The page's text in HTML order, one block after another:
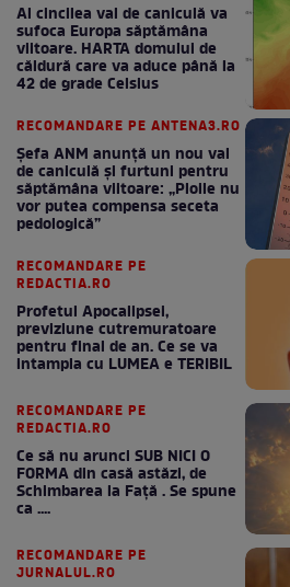
Al cincilea val de caniculă va
sufoca Europa săptămâna
viitoare. HARTA domului de
căldură care va aduce până la
42 de grade Celsius
RECOMANDARE PE ANTENA3.RO
Șefa ANM anunță un nou val
de caniculă și furtuni pentru
săptămâna viitoare: „Ploile nu
vor putea compensa seceta
pedologică”
RECOMANDARE PE
REDACTIA.RO
Profetul Apocalipsei,
previziune cutremuratoare
pentru final de an. Ce se va
intampla cu LUMEA e TERIBIL
RECOMANDARE PE
REDACTIA.RO
Ce să nu arunci SUB NICI O
FORMA din casă astăzi, de
Schimbarea la Față . Se spune
ca ....
RECOMANDARE PE
JURNALUL.RO